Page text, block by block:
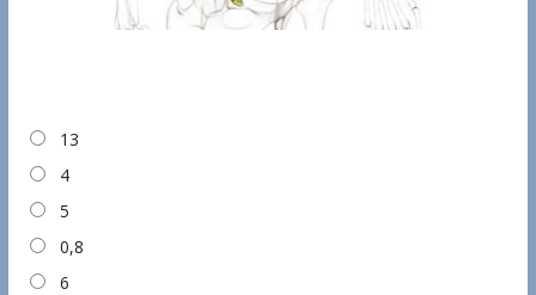
13
4
5
0,8
6